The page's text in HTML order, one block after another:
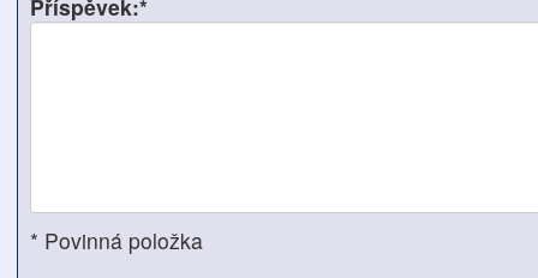
Příspěvek:*
* Povinná položka